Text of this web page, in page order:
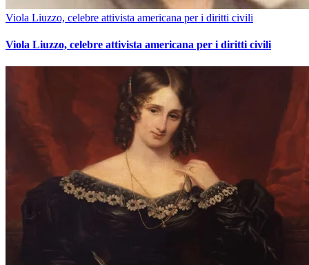
Viola Liuzzo, celebre attivista americana per i diritti civili
Viola Liuzzo, celebre attivista americana per i diritti civili